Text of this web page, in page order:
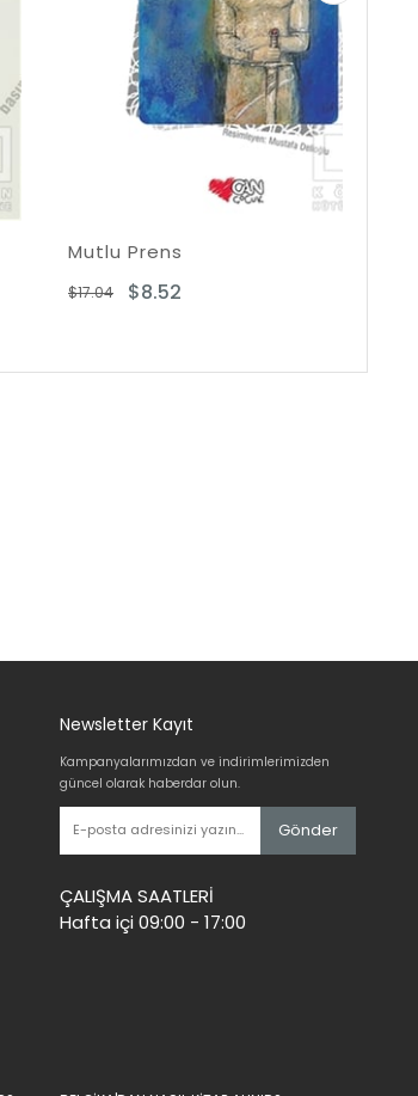
Mutlu Prens
$8.52
Newsletter Kayıt
Kampanyalarımızdan ve indirimlerimizden
güncel olarak haberdar olun.
Gönder
ÇALIŞMA SAATLERİ
Hafta içi 09:00 - 17:00